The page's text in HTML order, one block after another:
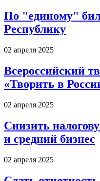
По "единому"
Республику
02 апреля 2025
Всероссийский
«Творить в
02 апреля 2025
Снизить
и средний бизнес
02 апреля 2025